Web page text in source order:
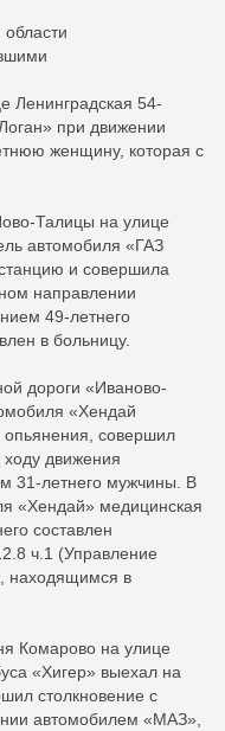
Ленинградская 54-
при движении
женщину, которая с
Талицы на улице
автомобиля «ГАЗ
и совершила
направлении
49-летнего
в больницу.
дороги «Иваново-
«Хендай
опьянения, совершил
движения
31-летнего мужчины. В
«Хендай» медицинская
составлен
ч.1 (Управление
находящимся в
Комарово на улице
«Хигер» выехал на
столкновение с
автомобилем «МАЗ»,